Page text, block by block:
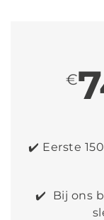
€
✔️ Eerste
✔️ Bij ons